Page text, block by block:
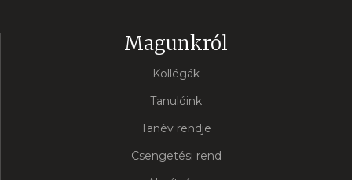
Magunkról
Kollégák
Tanulóink
Tanév rendje
Csengetési rend